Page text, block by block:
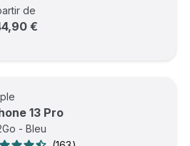
de
€
13 Pro
- Bleu